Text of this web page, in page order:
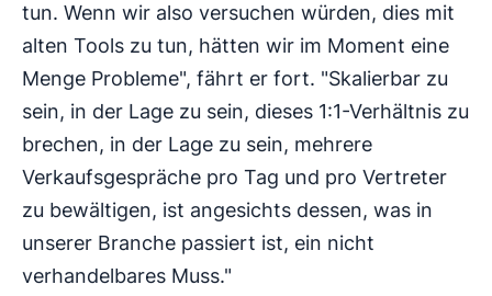
tun. Wenn wir also versuchen würden, dies mit
alten Tools zu tun, hätten wir im Moment eine
Menge Probleme", fährt er fort. "Skalierbar zu
sein, in der Lage zu sein, dieses 1:1-Verhältnis zu
brechen, in der Lage zu sein, mehrere
Verkaufsgespräche pro Tag und pro Vertreter
zu bewältigen, ist angesichts dessen, was in
unserer Branche passiert ist, ein nicht
verhandelbares Muss."